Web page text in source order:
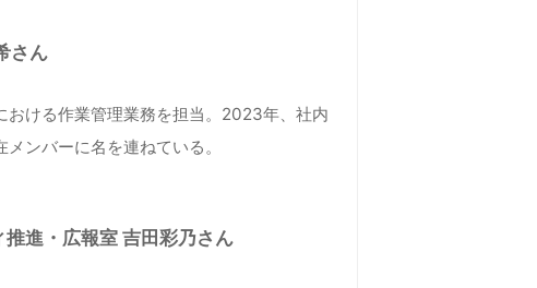
さん
おける作業管理業務を担当。2023年、社内
ンバーに名を連ねている。
進・広報室 吉田彩乃さん